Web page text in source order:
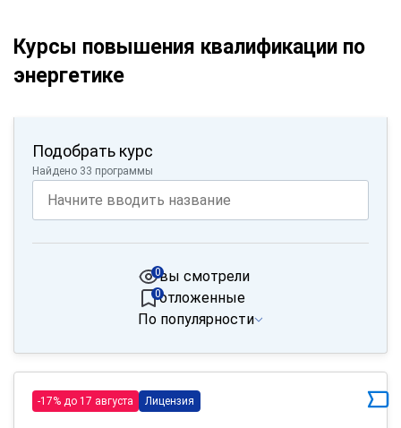
Курсы повышения квалификации по
энергетике
Подобрать курс
Найдено 33 программы
вы смотрели
0
отложенные
0
По популярности
-17% до 17 августа Лицензия